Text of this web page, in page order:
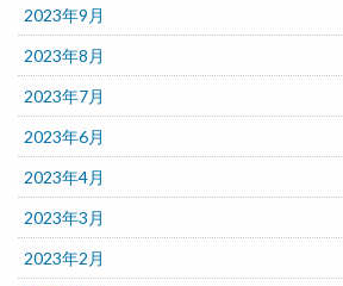
2023年9月
2023年8月
2023年7月
2023年6月
2023年4月
2023年3月
2023年2月